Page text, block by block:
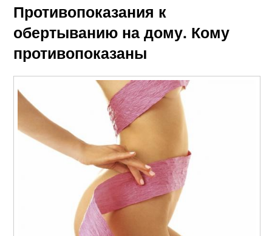
Противопоказания к
обертыванию на дому. Кому
противопоказаны